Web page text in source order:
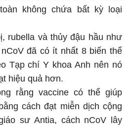
không chứa bất kỳ loại
rubella và thủy đậu hầu như
đã có ít nhất 8 biến thể
Tạp chí Y khoa Anh nên nó
hiệu quả hơn.
rằng vaccine có thể giúp
cách đạt miễn dịch cộng
sư Antia, cách nCoV lây